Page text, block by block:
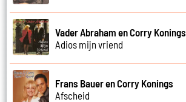
Vader Abraham en Corry Konings
Adios mijn vriend
Frans Bauer en Corry Konings
Afscheid